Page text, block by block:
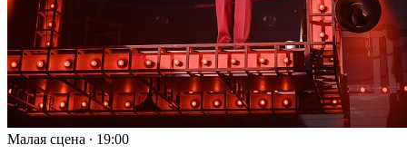
Малая сцена ∙ 19:00